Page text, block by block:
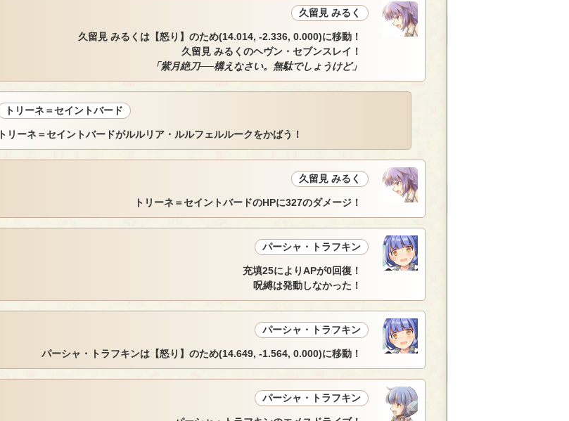
久留見 みるく
久留見 みるくは【怒り】のため(14.014, -2.336, 0.000)に移動！
久留見 みるくのヘヴン・セブンスレイ！
「紫月絶刀──構えなさい。無駄でしょうけど」
トリーネ＝セイントバード
トリーネ＝セイントバードがルルリア・ルルフェルルークをかばう！
久留見 みるく
トリーネ＝セイントバードのHPに327のダメージ！
パーシャ・トラフキン
充填25によりAPが0回復！
呪縛は発動しなかった！
パーシャ・トラフキン
パーシャ・トラフキンは【怒り】のため(14.649, -1.564, 0.000)に移動！
パーシャ・トラフキン